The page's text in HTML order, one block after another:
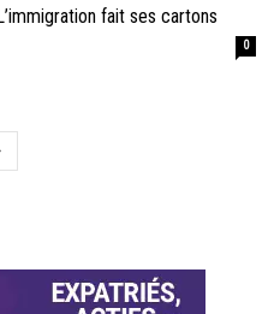
fait ses cartons
0